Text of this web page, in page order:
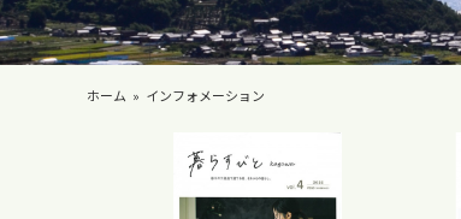
ホーム インフォメーション